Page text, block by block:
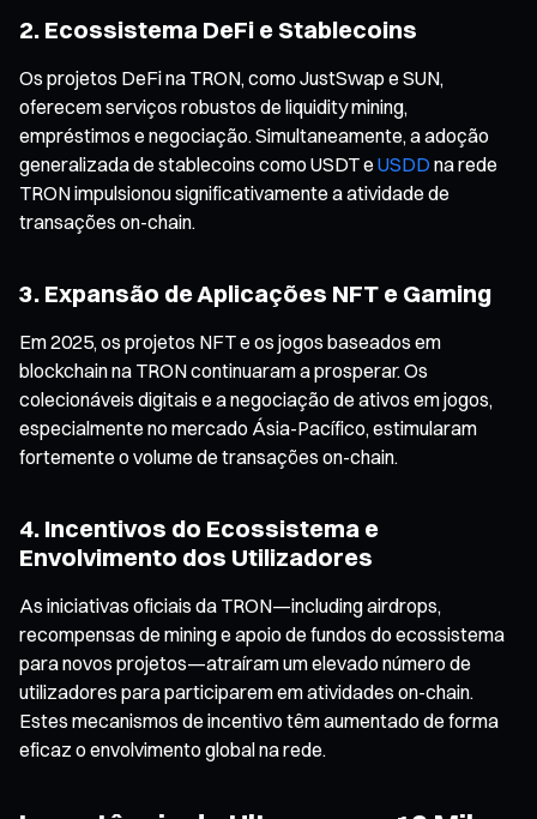
2. Ecossistema DeFi e Stablecoins
Os projetos DeFi na TRON, como JustSwap e SUN,
oferecem serviços robustos de liquidity mining,
empréstimos e negociação. Simultaneamente, a adoção
generalizada de stablecoins como USDT e USDD na rede
TRON impulsionou significativamente a atividade de
transações on-chain.
3. Expansão de Aplicações NFT e Gaming
Em 2025, os projetos NFT e os jogos baseados em
blockchain na TRON continuaram a prosperar. Os
colecionáveis digitais e a negociação de ativos em jogos,
especialmente no mercado Ásia-Pacífico, estimularam
fortemente o volume de transações on-chain.
4. Incentivos do Ecossistema e
Envolvimento dos Utilizadores
As iniciativas oficiais da TRON—including airdrops,
recompensas de mining e apoio de fundos do ecossistema
para novos projetos—atraíram um elevado número de
utilizadores para participarem em atividades on-chain.
Estes mecanismos de incentivo têm aumentado de forma
eficaz o envolvimento global na rede.